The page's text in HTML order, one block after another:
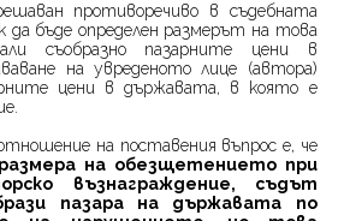
противоречиво в съдебната
да бъде определен размерът на това
съобразно пазарните цени в
на увреденото лице (автора)
цени в държавата, в която е
на поставения въпрос е, че
размера на обезщетението при
възнаграждение, съдът
пазара на държавата по